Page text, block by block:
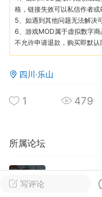
02-10 15:45
电脑端 其他&
卖挂
禁止发布联机可
单机辅助引流私下售卖
作弊模组在联机服务器
模组的发布行为：1. *...
72
大人
Lv.8
写评论
格，链接失效可以私信作者或
5、如遇到其他问题无法解决
6、游戏MOD属于虚拟数字
不允许申请退款，购买即默认
四川·乐山
1 479
所属论坛